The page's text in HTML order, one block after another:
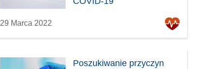
29 Marca 2022
Poszukiwanie przyczyn